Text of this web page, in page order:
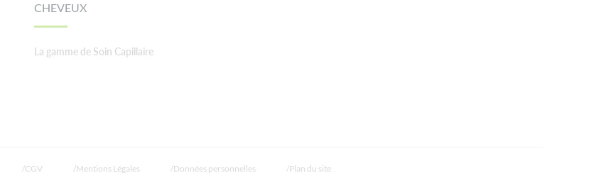
CHEVEUX
La gamme de Soin Capillaire
CGV Mentions Légales Données personnelles Plan du site